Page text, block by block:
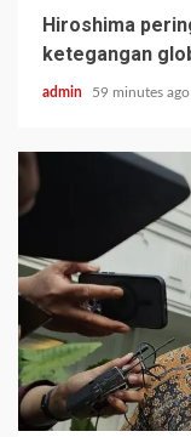
Hiroshima
ketegangan
admin 59 minutes ago